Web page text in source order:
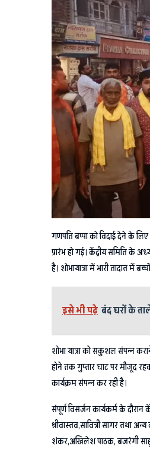
गणपति बप्पा को विदाई देने के
प्रारंभ हो गई। केंद्रीय समिति के
है। शोभायात्रा में भारी तादात में
इसे भी पढ़े बंद घरों के
शोभा यात्रा को सकुशल संपन्न
होने तक गुप्तार घाट पर मौजूद
कार्यक्रम संपन्न कर रही है।
संपूर्ण विसर्जन कार्यकर्म के
श्रीवास्तव,सावित्री सागर तथा
शंकर,अखिलेश पाठक, बजरंगी साहू,